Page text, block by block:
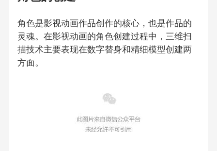
角色是影视动画作品创作的核心，也是作品的
灵魂。在影视动画的角色创建过程中，三维扫
描技术主要表现在数字替身和精细模型创建两
方面。